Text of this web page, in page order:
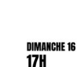
Nous contacter